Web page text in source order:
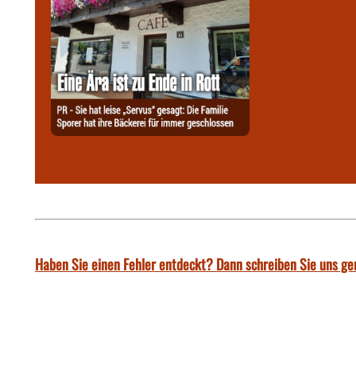
Haben Sie einen Fehler entdeckt? Dann schreiben Sie uns